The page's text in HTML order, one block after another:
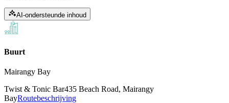
AI-ondersteunde inhoud
Buurt
Mairangy Bay
Twist & Tonic Bar435 Beach Road, Mairangy
BayRoutebeschrijving